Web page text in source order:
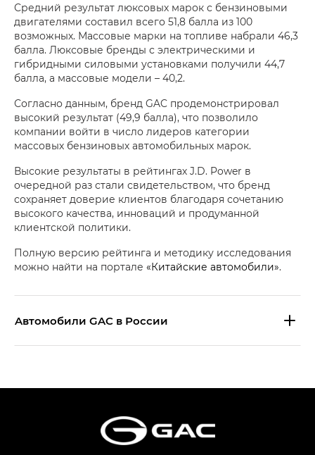
Средний результат люксовых марок с бензиновыми
двигателями составил всего 51,8 балла из 100
возможных. Массовые марки на топливе набрали 46,3
балла. Люксовые бренды с электрическими и
гибридными силовыми установками получили 44,7
балла, а массовые модели – 40,2.
Согласно данным, бренд GAC продемонстрировал
высокий результат (49,9 балла), что позволило
компании войти в число лидеров категории
массовых бензиновых автомобильных марок.
Высокие результаты в рейтингах J.D. Power в
очередной раз стали свидетельством, что бренд
сохраняет доверие клиентов благодаря сочетанию
высокого качества, инноваций и продуманной
клиентской политики.
Полную версию рейтинга и методику исследования
можно найти на портале «Китайские автомобили».
Aвтомобили GAC в России
Эс Икс ПРЕМИУМ — SX PREMIUM
S7 — Эс 7 (S7) в комплектациях
Эс Икс ПРЕМИУМ — SX PREMIUM, Эс Тэ — ST